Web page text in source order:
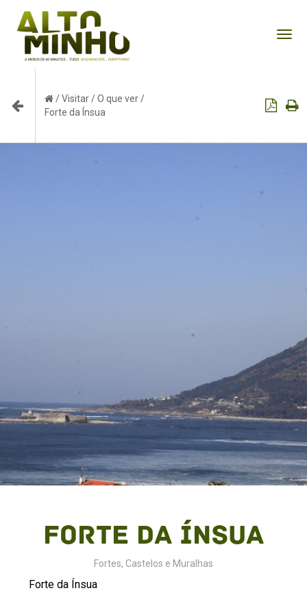
/Visitar/O que ver/
Forte da Ínsua
Forte da Ínsua
Fortes, Castelos e Muralhas
Forte da Ínsua